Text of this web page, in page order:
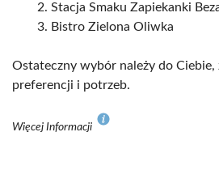
Stacja Smaku Zapiekanki
Bistro Zielona Oliwka
Ostateczny wybór należy do Ciebie,
preferencji i potrzeb.
Więcej Informacji